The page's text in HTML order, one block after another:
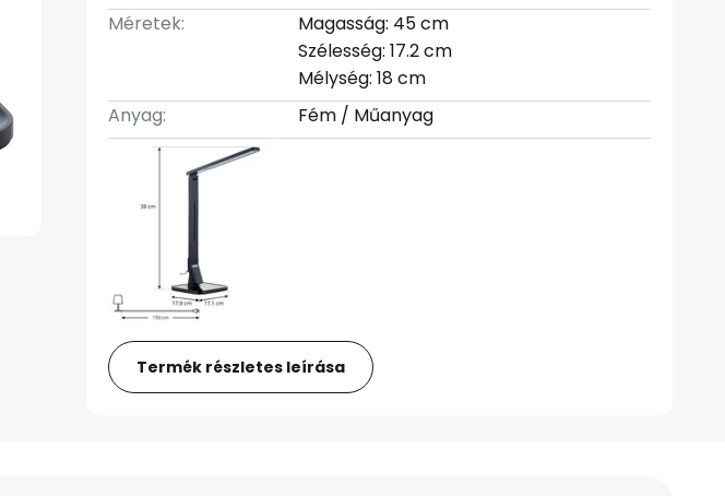
Méretek:
Magasság: 45 cm
Szélesség: 17.2 cm
Mélység: 18 cm
Anyag:
Fém / Műanyag
Termék részletes leírása